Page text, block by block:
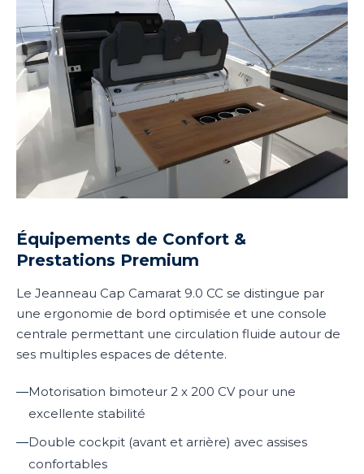
Équipements de Confort &
Prestations Premium
Le Jeanneau Cap Camarat 9.0 CC se distingue par
une ergonomie de bord optimisée et une console
centrale permettant une circulation fluide autour de
ses multiples espaces de détente.
—Motorisation bimoteur 2 x 200 CV pour une
excellente stabilité
—Double cockpit (avant et arrière) avec assises
confortables